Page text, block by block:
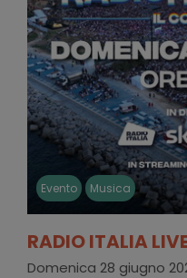
Evento Musica
RADIO ITALIA
Domenica 28 giugno